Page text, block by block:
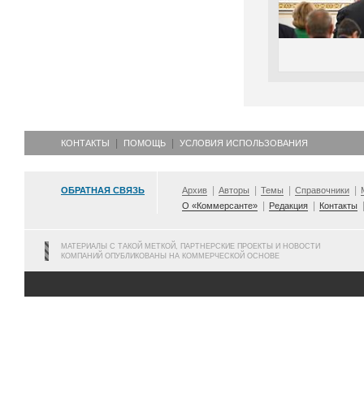
КОНТАКТЫ ПОМОЩЬ УСЛОВИЯ ИСПОЛЬЗОВАНИЯ
ОБРАТНАЯ СВЯЗЬ Архив Авторы Темы Справочники
О «Коммерсанте»
Редакция Контакты
МАТЕРИАЛЫ С ТАКОЙ МЕТКОЙ, ПАРТНЕРСКИЕ ПРОЕКТЫ И НОВОСТИ
КОМПАНИЙ ОПУБЛИКОВАНЫ НА КОММЕРЧЕСКОЙ ОСНОВЕ